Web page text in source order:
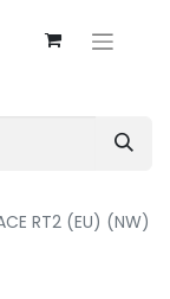
RT2 (EU) (NW)